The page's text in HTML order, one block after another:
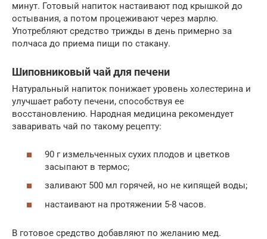
минут. Готовый напиток настаивают под крышкой до
остывания, а потом процеживают через марлю.
Употребляют средство трижды в день примерно за
полчаса до приема пищи по стакану.
Шиповниковый чай для печени
Натуральный напиток понижает уровень холестерина и
улучшает работу печени, способствуя ее
восстановлению. Народная медицина рекомендует
заваривать чай по такому рецепту:
90 г измельченных сухих плодов и цветков
засыпают в термос;
заливают 500 мл горячей, но не кипящей воды;
настаивают на протяжении 5-8 часов.
В готовое средство добавляют по желанию мед.